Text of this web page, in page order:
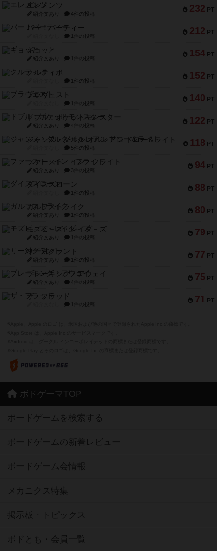
232 PT
エレメンツ
紹介文あり 4件の投稿
212 PT
バー！パーティー
1件の投稿
154 PT
ギョッと
紹介文あり 1件の投稿
152 PT
クルティボ
1件の投稿
140 PT
ブラヴェスト
1件の投稿
122 PT
ドブル：ポケットモンスター
紹介文あり 4件の投稿
118 PT
ジャンヌ・ダルク-オルレアン ドロー＆ライト
5件の投稿
94 PT
ファースト・イン・フライト
紹介文あり 3件の投稿
88 PT
ダイススローン
1件の投稿
80 PT
ガルフストライク
紹介文あり 1件の投稿
79 PT
モズビ－ズ・レイダ－ズ
紹介文あり 1件の投稿
77 PT
リー対グラント
紹介文あり 1件の投稿
75 PT
ブレーキング・アウェイ
紹介文あり 4件の投稿
71 PT
ザ・フラッド
1件の投稿
ボドゲーマTOP
ボードゲームを検索する
ボードゲームの新着レビュー
ボードゲーム会情報
メカニクス特集
掲示板・トピックス
ボドとも・会員一覧